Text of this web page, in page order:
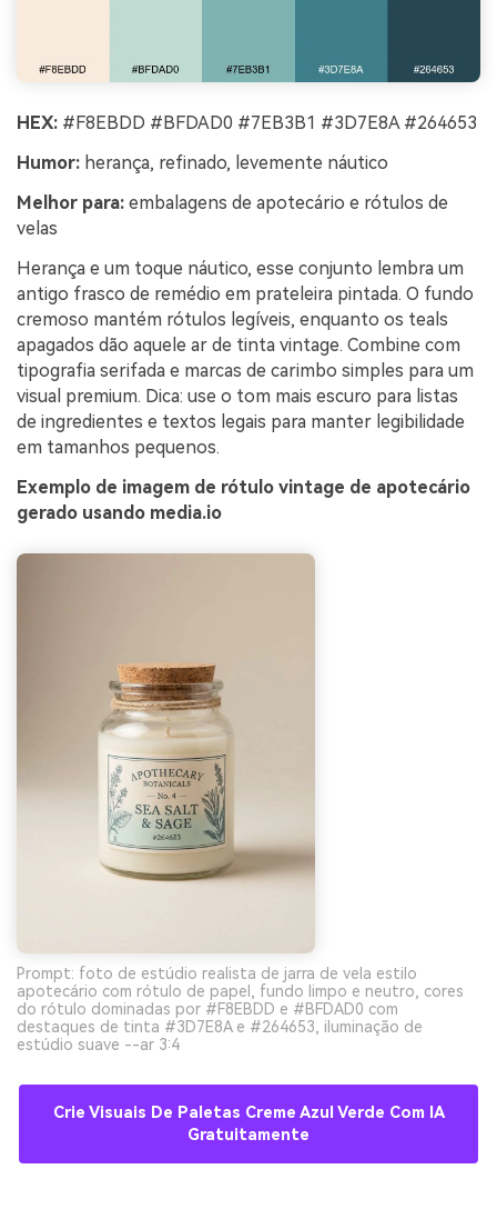
HEX: #F8EBDD #BFDAD0 #7EB3B1 #3D7E8A #264653
Humor: herança, refinado, levemente náutico
Melhor para: embalagens de apotecário e rótulos de
velas
Herança e um toque náutico, esse conjunto lembra um
antigo frasco de remédio em prateleira pintada. O fundo
cremoso mantém rótulos legíveis, enquanto os teals
apagados dão aquele ar de tinta vintage. Combine com
tipografia serifada e marcas de carimbo simples para um
visual premium. Dica: use o tom mais escuro para listas
de ingredientes e textos legais para manter legibilidade
em tamanhos pequenos.
Exemplo de imagem de rótulo vintage de apotecário
gerado usando media.io
Prompt: foto de estúdio realista de jarra de vela estilo
apotecário com rótulo de papel, fundo limpo e neutro, cores
do rótulo dominadas por #F8EBDD e #BFDAD0 com
destaques de tinta #3D7E8A e #264653, iluminação de
estúdio suave --ar 3:4
Crie Visuais De Paletas Creme Azul Verde Com IA
Gratuitamente